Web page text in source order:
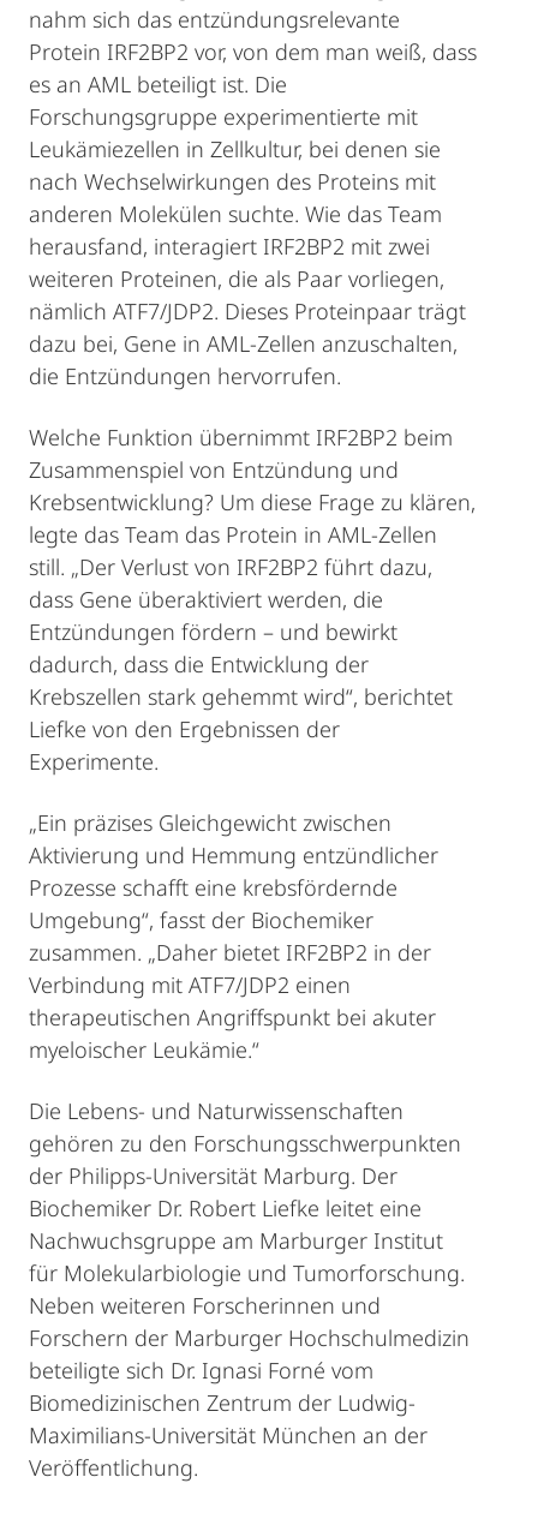
nahm sich das entzündungsrelevante
Protein IRF2BP2 vor, von dem man weiß, dass
es an AML beteiligt ist. Die
Forschungsgruppe experimentierte mit
Leukämiezellen in Zellkultur, bei denen sie
nach Wechselwirkungen des Proteins mit
anderen Molekülen suchte. Wie das Team
herausfand, interagiert IRF2BP2 mit zwei
weiteren Proteinen, die als Paar vorliegen,
nämlich ATF7/JDP2. Dieses Proteinpaar trägt
dazu bei, Gene in AML-Zellen anzuschalten,
die Entzündungen hervorrufen.
Welche Funktion übernimmt IRF2BP2 beim
Zusammenspiel von Entzündung und
Krebsentwicklung? Um diese Frage zu klären,
legte das Team das Protein in AML-Zellen
still. „Der Verlust von IRF2BP2 führt dazu,
dass Gene überaktiviert werden, die
Entzündungen fördern – und bewirkt
dadurch, dass die Entwicklung der
Krebszellen stark gehemmt wird“, berichtet
Liefke von den Ergebnissen der
Experimente.
„Ein präzises Gleichgewicht zwischen
Aktivierung und Hemmung entzündlicher
Prozesse schafft eine krebsfördernde
Umgebung“, fasst der Biochemiker
zusammen. „Daher bietet IRF2BP2 in der
Verbindung mit ATF7/JDP2 einen
therapeutischen Angriffspunkt bei akuter
myeloischer Leukämie.“
Die Lebens- und Naturwissenschaften
gehören zu den Forschungsschwerpunkten
der Philipps-Universität Marburg. Der
Biochemiker Dr. Robert Liefke leitet eine
Nachwuchsgruppe am Marburger Institut
für Molekularbiologie und Tumorforschung.
Neben weiteren Forscherinnen und
Forschern der Marburger Hochschulmedizin
beteiligte sich Dr. Ignasi Forné vom
Biomedizinischen Zentrum der Ludwig-
Maximilians-Universität München an der
Veröffentlichung.